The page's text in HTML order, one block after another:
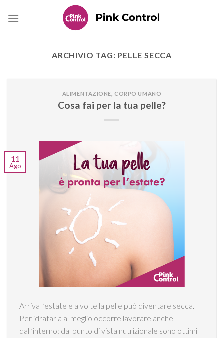
ARCHIVIO TAG: PELLE SECCA
ALIMENTAZIONE CORPO UMANO
Cosa fai per la tua pelle?
11
Ago
Arriva l’estate e a volte la pelle può diventare secca.
Per idratarla al meglio occorre lavorare anche
dall’interno: dal punto di vista nutrizionale sono ottimi